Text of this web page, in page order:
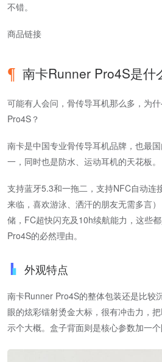
不错。
商品链接
南卡Runner Pro4S是什
可能有人会问，骨传导耳机那么多，为
Pro4S？
南卡是中国专业骨传导耳机品牌，也最
一，同时也是防水、运动耳机的天花板。
支持蓝牙5.3和一拖二，支持NFC自动连
来临，喜欢游泳、洒汗的朋友无需多言
储，FC超快闪充及10h续航能力，这些
Pro4S的必然理由。
外观特点
南卡Runner Pro4S的整体包装还是比较
眼的炫彩镭射烫金大标，很有冲击力，
示个大概。盒子背面则是核心参数加一个